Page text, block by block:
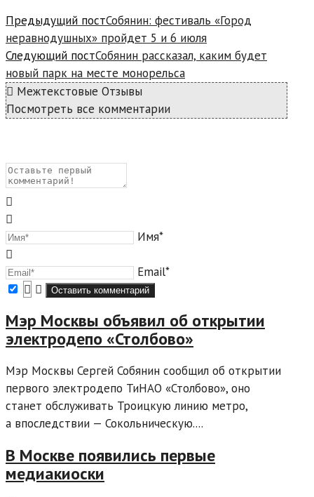
Предыдущий постСобянин: фестиваль «Город
неравнодушных» пройдет 5 и 6 июля
Следующий постСобянин рассказал, каким будет
новый парк на месте монорельса
Межтекстовые Отзывы
Посмотреть все комментарии
Имя*
Email*
Мэр Москвы объявил об открытии
электродепо «Столбово»
Мэр Москвы Сергей Собянин сообщил об открытии
первого электродепо ТиНАО «Столбово», оно
станет обслуживать Троицкую линию метро,
а впоследствии — Сокольническую....
В Москве появились первые
медиакиоски